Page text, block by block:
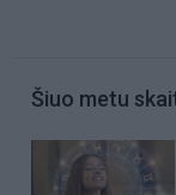
Šiuo metu